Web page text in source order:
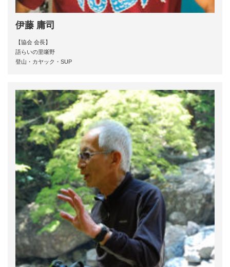
伊藤 庸司
【協会 会長】
語らいの里噺野
登山・カヤック・SUP